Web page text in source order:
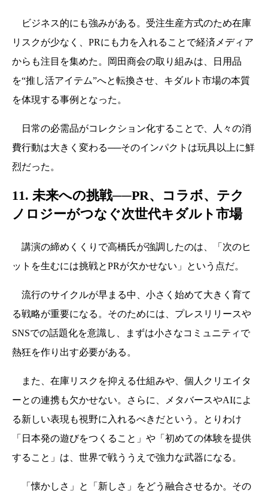
ビジネス的にも強みがある。受注生産方式のため在庫
リスクが少なく、PRにも力を入れることで経済メディア
からも注目を集めた。岡田商会の取り組みは、日用品
を“推し活アイテム”へと転換させ、キダルト市場の本質
を体現する事例となった。
日常の必需品がコレクション化することで、人々の消
費行動は大きく変わる──そのインパクトは玩具以上に鮮
烈だった。
11. 未来への挑戦──PR、コラボ、テク
ノロジーがつなぐ次世代キダルト市場
講演の締めくくりで高橋氏が強調したのは、「次のヒ
ットを生むには挑戦とPRが欠かせない」という点だ。
流行のサイクルが早まる中、小さく始めて大きく育て
る戦略が重要になる。そのためには、プレスリリースや
SNSでの話題化を意識し、まずは小さなコミュニティで
熱狂を作り出す必要がある。
また、在庫リスクを抑える仕組みや、個人クリエイタ
ーとの連携も欠かせない。さらに、メタバースやAIによ
る新しい表現も視野に入れるべきだという。とりわけ
「日本発の遊びをつくること」や「初めての体験を提供
すること」は、世界で戦ううえで強力な武器になる。
「懐かしさ」と「新しさ」をどう融合させるか。その